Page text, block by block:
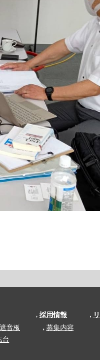
音板
台
採用情報
募集内容